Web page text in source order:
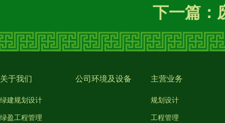
下一篇：
关于我们
绿建规划设计
绿盈工程管理
公司环境及设备 主营业务
规划设计
工程管理